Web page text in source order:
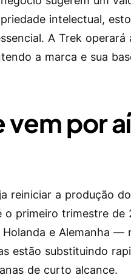
intelectual,
A Trek operará
a marca e sua
vem por
reiniciar a produção
o primeiro trimestre
Holanda e Alemanha —
estão substituindo
de curto alcance.